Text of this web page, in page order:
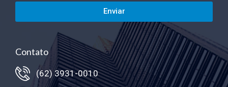
Enviar
Contato
(62) 3931-0010